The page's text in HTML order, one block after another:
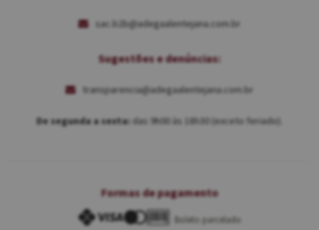
sac.b2b@adegaalentejana.com.br
Sugestões e denúncias:
transparencia@adegaalentejana.com.br
De segunda a sexta: das 9h00 às 18h30 (exceto feriado).
Formas de pagamento
Boleto parcelado